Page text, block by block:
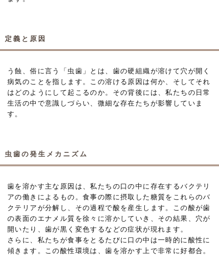
定義と原因
う蝕、俗に言う「虫歯」とは、歯の硬組織が溶けて穴が開く
病気のことを指します。この溶ける原因は何か、そしてそれ
はどのようにして起こるのか。その背後には、私たちの日常
生活の中で意識しづらい、微細な存在たちが影響していま
す。
虫歯の発生メカニズム
歯を溶かす主な原因は、私たちの口の中に存在するバクテリ
アの働きによるもの。食事の際に摂取した糖質をこれらのバ
クテリアが分解し、その過程で酸を産生します。この酸が歯
の表面のエナメル質を徐々に溶かしていき、その結果、穴が
開いたり、歯が黒く変色するなどの症状が現れます。
さらに、私たちが食事をとるたびに口の中は一時的に酸性に
傾きます。この酸性環境は、歯を溶かす上で非常に好都合。